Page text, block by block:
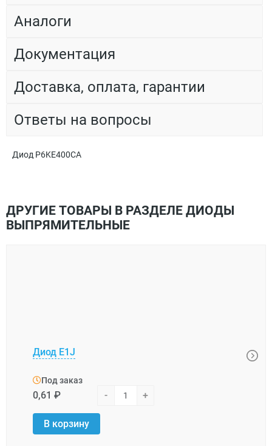
Аналоги
Документация
Доставка, оплата, гарантии
Ответы на вопросы
Диод P6KE400CA
ДРУГИЕ ТОВАРЫ В РАЗДЕЛЕ ДИОДЫ
ВЫПРЯМИТЕЛЬНЫЕ
Диод E1J
Под заказ
0,61 ₽ - +
В корзину